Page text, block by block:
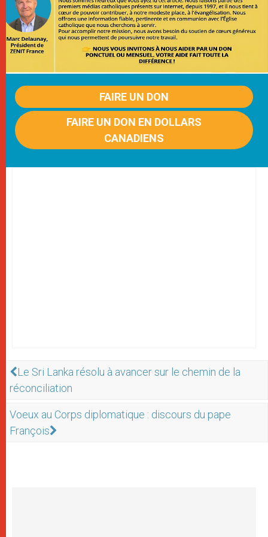
FAIRE UN DON
FAIRE UN DON EN DOLLARS
CANADIENS
Le Sri Lanka résolu à avancer sur le chemin de la
réconciliation
Voeux au Corps diplomatique : discours du pape
François